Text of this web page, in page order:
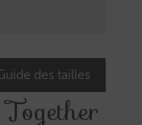
des tailles